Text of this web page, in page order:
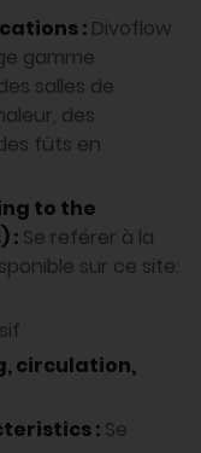
: Divoflow
gamme
salles de
des
fûts en
to the
: Se reférer à la
sur ce site:
circulation,
: Se